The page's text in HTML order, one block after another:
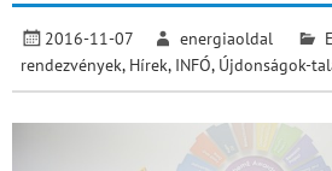
2016-11-07 energiaoldal
rendezvények, Hírek, INFÓ, Újdonságok-